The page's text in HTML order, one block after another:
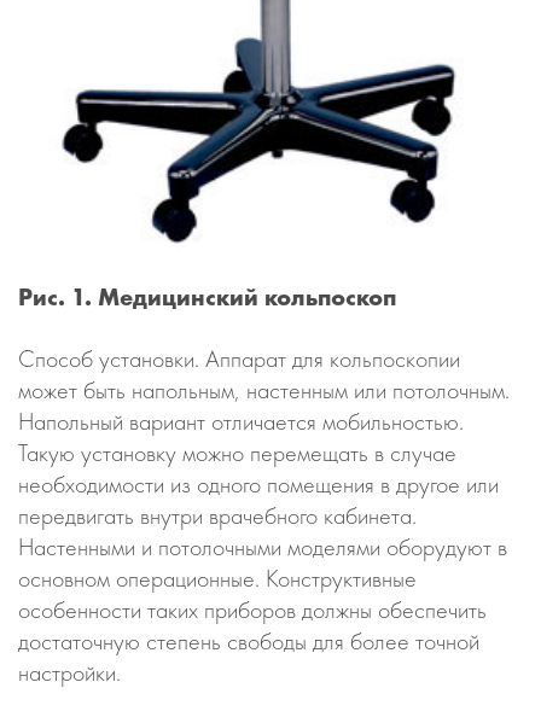
Рис. 1. Медицинский кольпоскоп
Способ установки. Аппарат для кольпоскопии
может быть напольным, настенным или потолочным.
Напольный вариант отличается мобильностью.
Такую установку можно перемещать в случае
необходимости из одного помещения в другое или
передвигать внутри врачебного кабинета.
Настенными и потолочными моделями оборудуют в
основном операционные. Конструктивные
особенности таких приборов должны обеспечить
достаточную степень свободы для более точной
настройки.